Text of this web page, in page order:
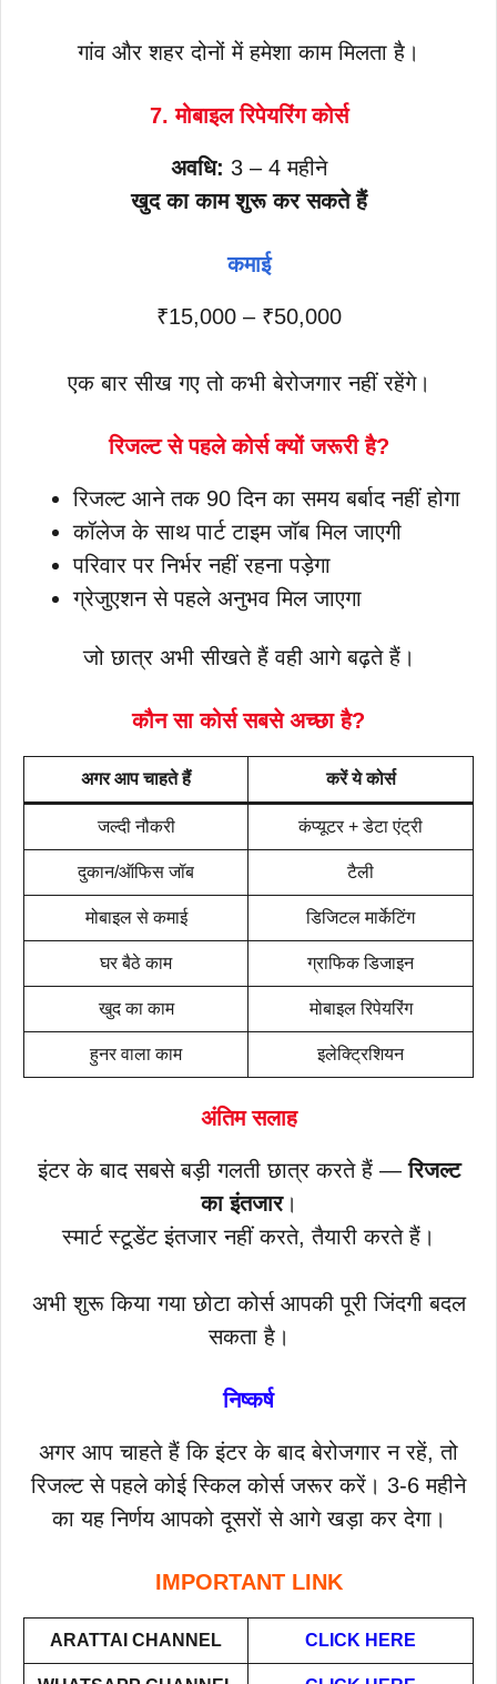
गांव और शहर दोनों में हमेशा काम मिलता है।
7. मोबाइल रिपेयरिंग कोर्स
अवधि: 3 – 4 महीने
खुद का काम शुरू कर सकते हैं
कमाई
₹15,000 – ₹50,000
एक बार सीख गए तो कभी बेरोजगार नहीं रहेंगे।
रिजल्ट से पहले कोर्स क्यों जरूरी है?
रिजल्ट आने तक 90 दिन का समय बर्बाद नहीं होगा
कॉलेज के साथ पार्ट टाइम जॉब मिल जाएगी
परिवार पर निर्भर नहीं रहना पड़ेगा
ग्रेजुएशन से पहले अनुभव मिल जाएगा
जो छात्र अभी सीखते हैं वही आगे बढ़ते हैं।
कौन सा कोर्स सबसे अच्छा है?
अगर आप चाहते हैं करें ये कोर्स
जल्दी नौकरी कंप्यूटर + डेटा एंट्री
दुकान/ऑफिस जॉब टैली
मोबाइल से कमाई डिजिटल मार्केटिंग
घर बैठे काम ग्राफिक डिजाइन
खुद का काम मोबाइल रिपेयरिंग
हुनर वाला काम इलेक्ट्रिशियन
अंतिम सलाह
इंटर के बाद सबसे बड़ी गलती छात्र करते हैं —रिजल्ट
का इंतजार।
स्मार्ट स्टूडेंट इंतजार नहीं करते, तैयारी करते हैं।
अभी शुरू किया गया छोटा कोर्स आपकी पूरी जिंदगी बदल
सकता है।
निष्कर्ष
अगर आप चाहते हैं कि इंटर के बाद बेरोजगार न रहें, तो
रिजल्ट से पहले कोई स्किल कोर्स जरूर करें। 3-6 महीने
का यह निर्णय आपको दूसरों से आगे खड़ा कर देगा।
IMPORTANT LINK
ARATTAI CHANNEL CLICK HERE